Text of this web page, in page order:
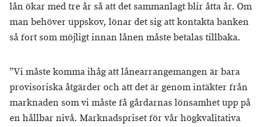
lån ökar med tre år så att det sammanlagt blir åtta år. Om
man behöver uppskov, lönar det sig att kontakta banken
så fort som möjligt innan lånen måste betalas tillbaka.
”Vi måste komma ihåg att lånearrangemangen är bara
provisoriska åtgärder och att det är genom intäkter från
marknaden som vi måste få gårdarnas lönsamhet upp på
en hållbar nivå. Marknadspriset för vår högkvalitativa